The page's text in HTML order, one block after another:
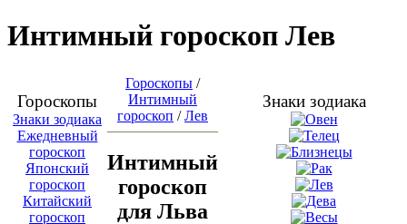
Интимный гороскоп Лев
Гороскопы
Знаки зодиака
Ежедневный
гороскоп
Японский
гороскоп
Китайский
гороскоп
Гороскопы /
Интимный
гороскоп /Лев
Интимный
гороскоп
для Льва
Знаки зодиака